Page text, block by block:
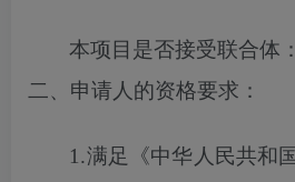
本项目 是否接受联合体
二、申请人的资格要求 ：
1.满足《中华人民共和